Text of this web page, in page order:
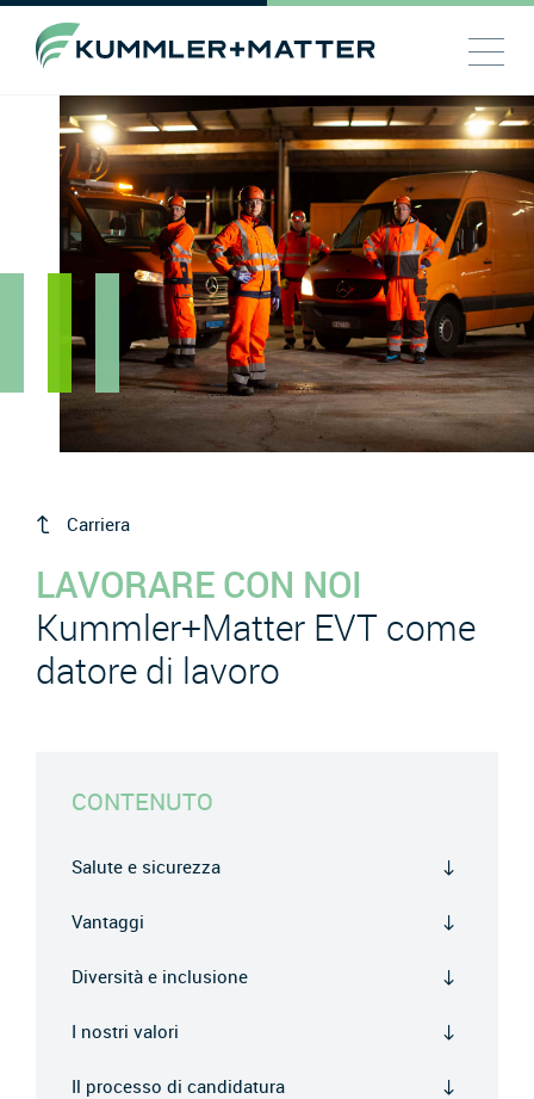
Carriera
LAVORARE CON NOI
Kummler+Matter EVT come
datore di lavoro
CONTENUTO
Salute e sicurezza
Vantaggi
Diversità e inclusione
I nostri valori
Il processo di candidatura